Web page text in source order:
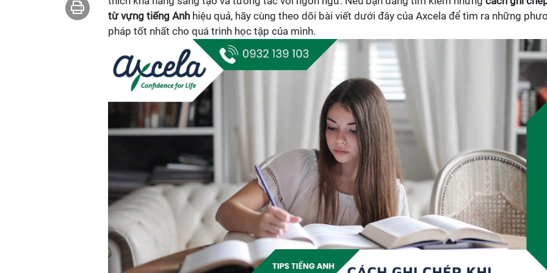
từ vựng tiếng Anh hiệu quả, hãy cùng theo dõi bài viết dưới đây của Axcela để tìm ra những
pháp tốt nhất cho quá trình học tập của mình.